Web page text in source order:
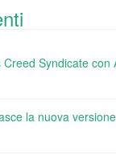
Creed Syndicate con
la nuova